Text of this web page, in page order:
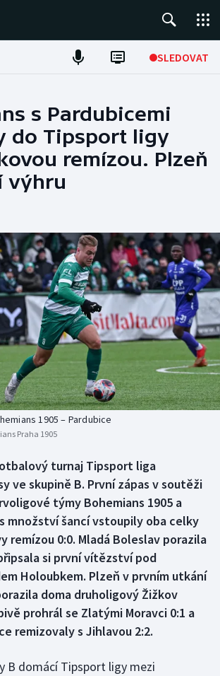
SLEDOVAT
s Pardubicemi
do Tipsport ligy
remízou. Plzeň
výhru
1905 – Pardubice
Praha 1905
turnaj Tipsport liga
ve skupině B. První zápas v soutěži
týmy Bohemians 1905 a
množství šancí vstoupily oba celky
remízou 0:0. Mladá Boleslav porazila
si první vítězství pod
Holoubkem. Plzeň v prvním utkání
doma druholigový Žižkov
prohrál se Zlatými Moravci 0:1 a
remizovaly s Jihlavou 2:2.
B domácí Tipsport ligy mezi